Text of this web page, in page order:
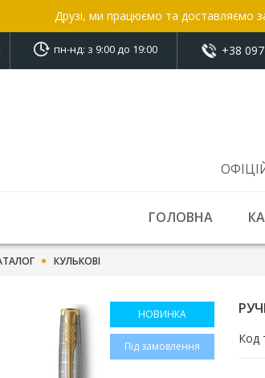
Друзі, ми працюємо та доставляємо
пн-нд: з 9:00 до 19:00 +38
ГОЛОВНА
КУЛЬКОВІ
НОВИНКА
Під замовлення
Код